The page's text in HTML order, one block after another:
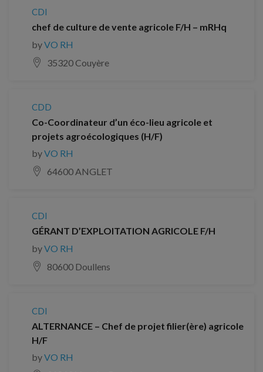
CDI
chef de culture de vente agricole F/H – mRHq
byVO RH
35320 Couyère
CDD
Co-Coordinateur d’un éco-lieu agricole et
projets agroécologiques (H/F)
byVO RH
64600 ANGLET
CDI
GÉRANT D’EXPLOITATION AGRICOLE F/H
byVO RH
80600 Doullens
CDI
ALTERNANCE – Chef de projet filier(ère) agricole
H/F
byVO RH